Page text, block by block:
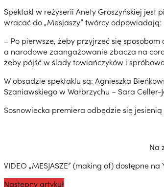
Spektakl w reżyserii Anety Groszyńskiej
wracać do „Mesjaszy” twórcy odpowiadają:
– Po pierwsze, żeby przyjrzeć się
a narodowe zaangażowanie zbacza na
żeby pójść w ślady towiańczyków i
W obsadzie spektaklu są: Agnieszka
Szaniawskiego w Wałbrzychu – Sara Celler-
Sosnowiecka premiera odbędzie się
Na
VIDEO „MESJASZE” (making of) dostępne
Następny artykuł